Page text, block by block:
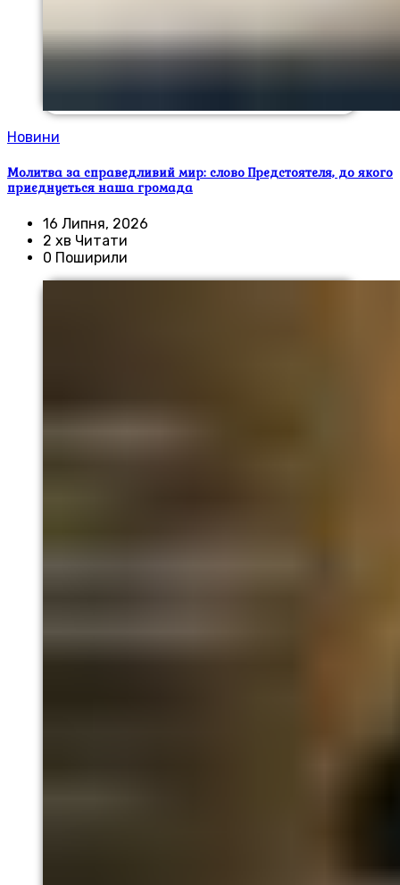
Новини
Молитва за справедливий мир: слово Предстоятеля, до якого
приєднується наша громада
16 Липня, 2026
2 хв Читати
0 Поширили